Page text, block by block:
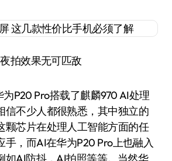
夜拍效果无可匹敌
P20 Pro搭载了麒麟970 AI处理
信不少人都很熟悉，其中独立的
颗芯片在处理人工智能方面的任
手，而AI在华为P20 Pro上也融入